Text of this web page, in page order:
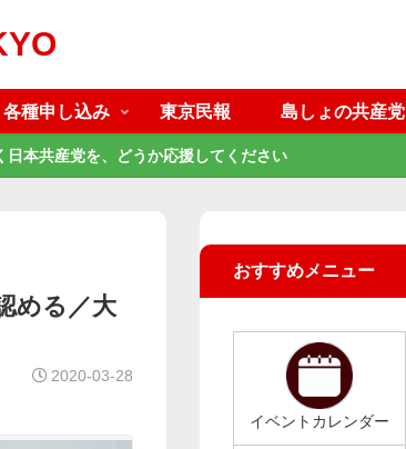
各種申し込み 東京民報 島しょの共産党
本共産党を、どうか応援してください
める／大
2020-03-28
おすすめメニュー
イベントカレンダー